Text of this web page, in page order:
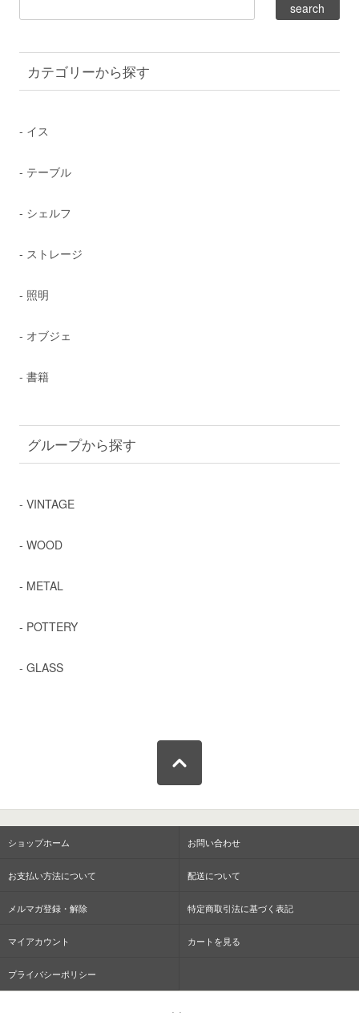
カテゴリーから探す
- イス
- テーブル
- シェルフ
- ストレージ
- 照明
- オブジェ
- 書籍
グループから探す
- VINTAGE
- WOOD
- METAL
- POTTERY
- GLASS
ショップホーム お問い合わせ
お支払い方法について 配送について
メルマガ登録・解除 特定商取引法に基づく表記
マイアカウント カートを見る
プライバシーポリシー